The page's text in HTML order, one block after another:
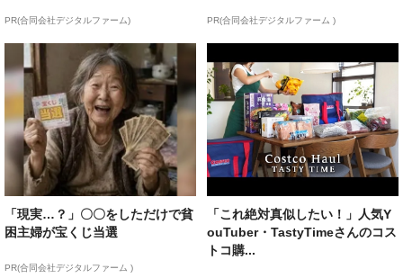
PR(合同会社デジタルファーム) PR(合同会社デジタルファーム )
「現実…？」〇〇をしただけで貧
困主婦が宝くじ当選
PR(合同会社デジタルファーム )
「これ絶対真似したい！」人気Y
ouTuber・TastyTimeさんのコス
トコ購...